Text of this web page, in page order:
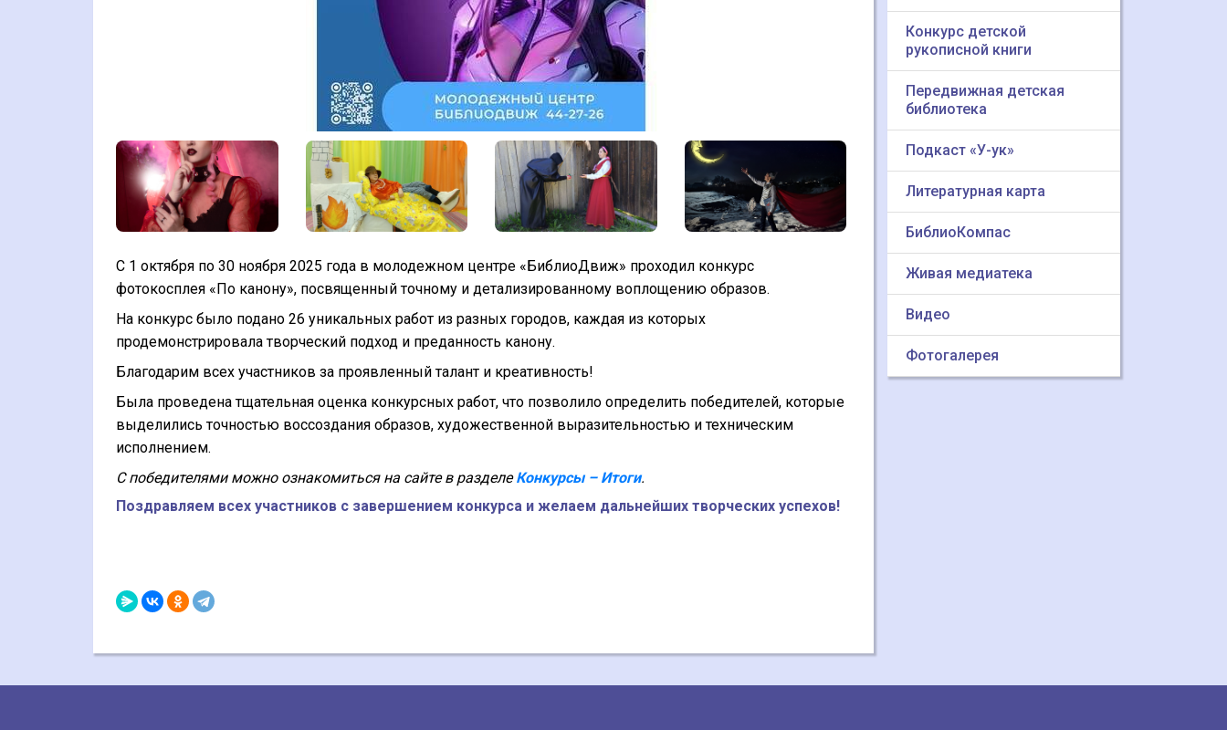
С 1 октября по 30 ноября 2025 года в молодежном центре «БиблиоДвиж» проходил конкурс
фотокосплея «По канону», посвященный точному и детализированному воплощению образов.
На конкурс было подано 26 уникальных работ из разных городов, каждая из которых
продемонстрировала творческий подход и преданность канону.
Благодарим всех участников за проявленный талант и креативность!
Была проведена тщательная оценка конкурсных работ, что позволило определить победителей, которые
выделились точностью воссоздания образов, художественной выразительностью и техническим
исполнением.
С победителями можно ознакомиться на сайте в разделеКонкурсы – Итоги.
Поздравляем всех участников с завершением конкурса и желаем дальнейших творческих успехов!
Конкурс детской
рукописной книги
Передвижная детская
библиотека
Подкаст «У-ук»
Литературная карта
БиблиоКомпас
Живая медиатека
Видео
Фотогалерея